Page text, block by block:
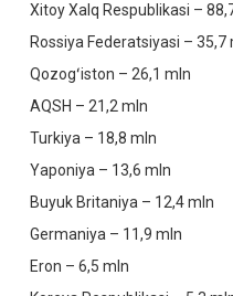
Xitoy Xalq Respublikasi –
Rossiya Federatsiyasi – 35,7
Qozogʻiston – 26,1 mln
AQSH – 21,2 mln
Turkiya – 18,8 mln
Yaponiya – 13,6 mln
Buyuk Britaniya – 12,4 mln
Germaniya – 11,9 mln
Eron – 6,5 mln